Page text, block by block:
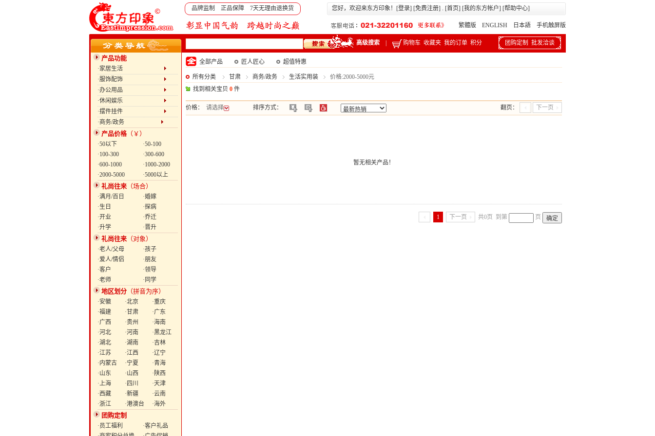
品牌监制 正品保障 7天无理由退换货 您好，欢迎来东方印象！[登录] [免费注册] . [首页] [我的东方帐户] [帮助中心]
繁體版 ENGLISH 日本語 手机触屏版
高级搜索 购物车 收藏夹 我的订单 积分 团购定制 批发洽谈
产品功能
·家居生活
·服饰配饰
·办公用品
·休闲娱乐
·摆件挂件
·商务/政务
产品价格（￥）
·50以下
·50-100
·100-300
·300-600
·600-1000
·1000-2000
·2000-5000
·5000以上
礼尚往来 （场合）
·满月/百日
·婚嫁
·生日
·探病
·开业
·乔迁
·升学
·晋升
礼尚往来 （对象）
·老人/父母
·孩子
·爱人/情侣
·朋友
·客户
·领导
·老师
·同学
地区划分 （拼音为序）
·安徽 ·北京
·重庆
·福建
·甘肃
·广东
·广西
·贵州
·海南
·河北
·河南
·黑龙江
·湖北
·湖南
·吉林
·江苏
·江西
·辽宁
·内蒙古
·宁夏
·青海
·山东
·山西
·陕西
·上海
·四川
·天津
·西藏
·新疆
·云南
·浙江
·港澳台 ·海外
团购定制
·员工福利
·客户礼品
全部产品 匠人匠心 超值特惠
所有分类 甘肃 商务/政务 生活实用装
价格:2000-5000元
找到相关宝贝 0 件
价格： 请选择 排序方式： 翻页： 下一页
暂无相关产品！
1 下一页 共0页 到第 页